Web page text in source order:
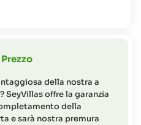
= 20% dell'importo totale
80% dell'importo totale del
presentazione) =
della nostra a
offre la garanzia
della
e sarà nostra premura